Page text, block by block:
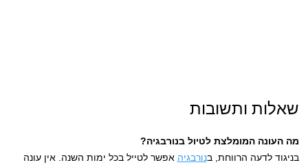
שאלות ותשובות
מה העונה המומלצת לטיול בנורבגיה?
בניגוד לדעה הרווחת, בנורבגיה אפשר לטייל בכל ימות השנה. אין עונה